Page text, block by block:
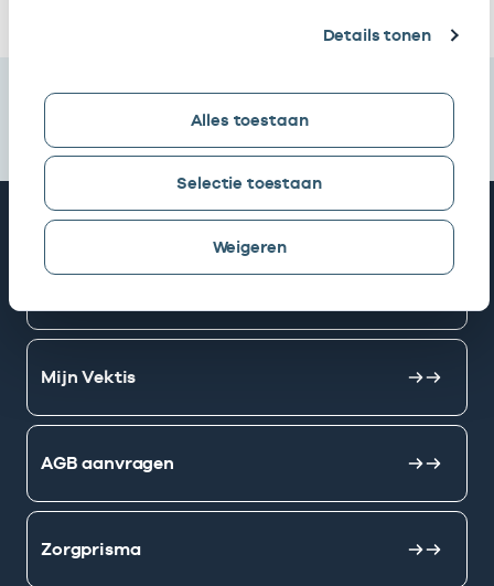
Details tonen
Alles toestaan
Selectie toestaan
Weigeren
Snel naar
Mijn Vektis
AGB aanvragen
Zorgprisma